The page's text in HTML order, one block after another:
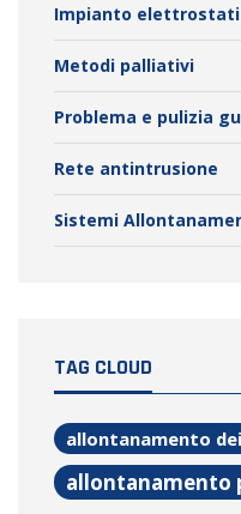
Impianto
Metodi palliativi
Problema e pulizia
Rete antintrusione
Sistemi
TAG CLOUD
allontanamento
allontanamento